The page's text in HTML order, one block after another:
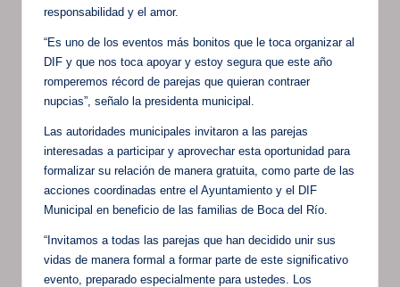
responsabilidad y el amor.
“Es uno de los eventos más bonitos que le toca organizar al
DIF y que nos toca apoyar y estoy segura que este año
romperemos récord de parejas que quieran contraer
nupcias”, señalo la presidenta municipal.
Las autoridades municipales invitaron a las parejas
interesadas a participar y aprovechar esta oportunidad para
formalizar su relación de manera gratuita, como parte de las
acciones coordinadas entre el Ayuntamiento y el DIF
Municipal en beneficio de las familias de Boca del Río.
“Invitamos a todas las parejas que han decidido unir sus
vidas de manera formal a formar parte de este significativo
evento, preparado especialmente para ustedes. Los